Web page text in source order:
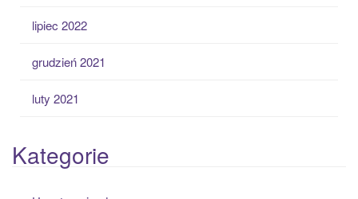
lipiec 2022
grudzień 2021
luty 2021
Kategorie